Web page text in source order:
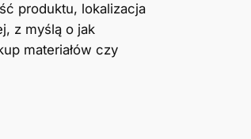
produktu, lokalizacja
z myślą o jak
materiałów czy